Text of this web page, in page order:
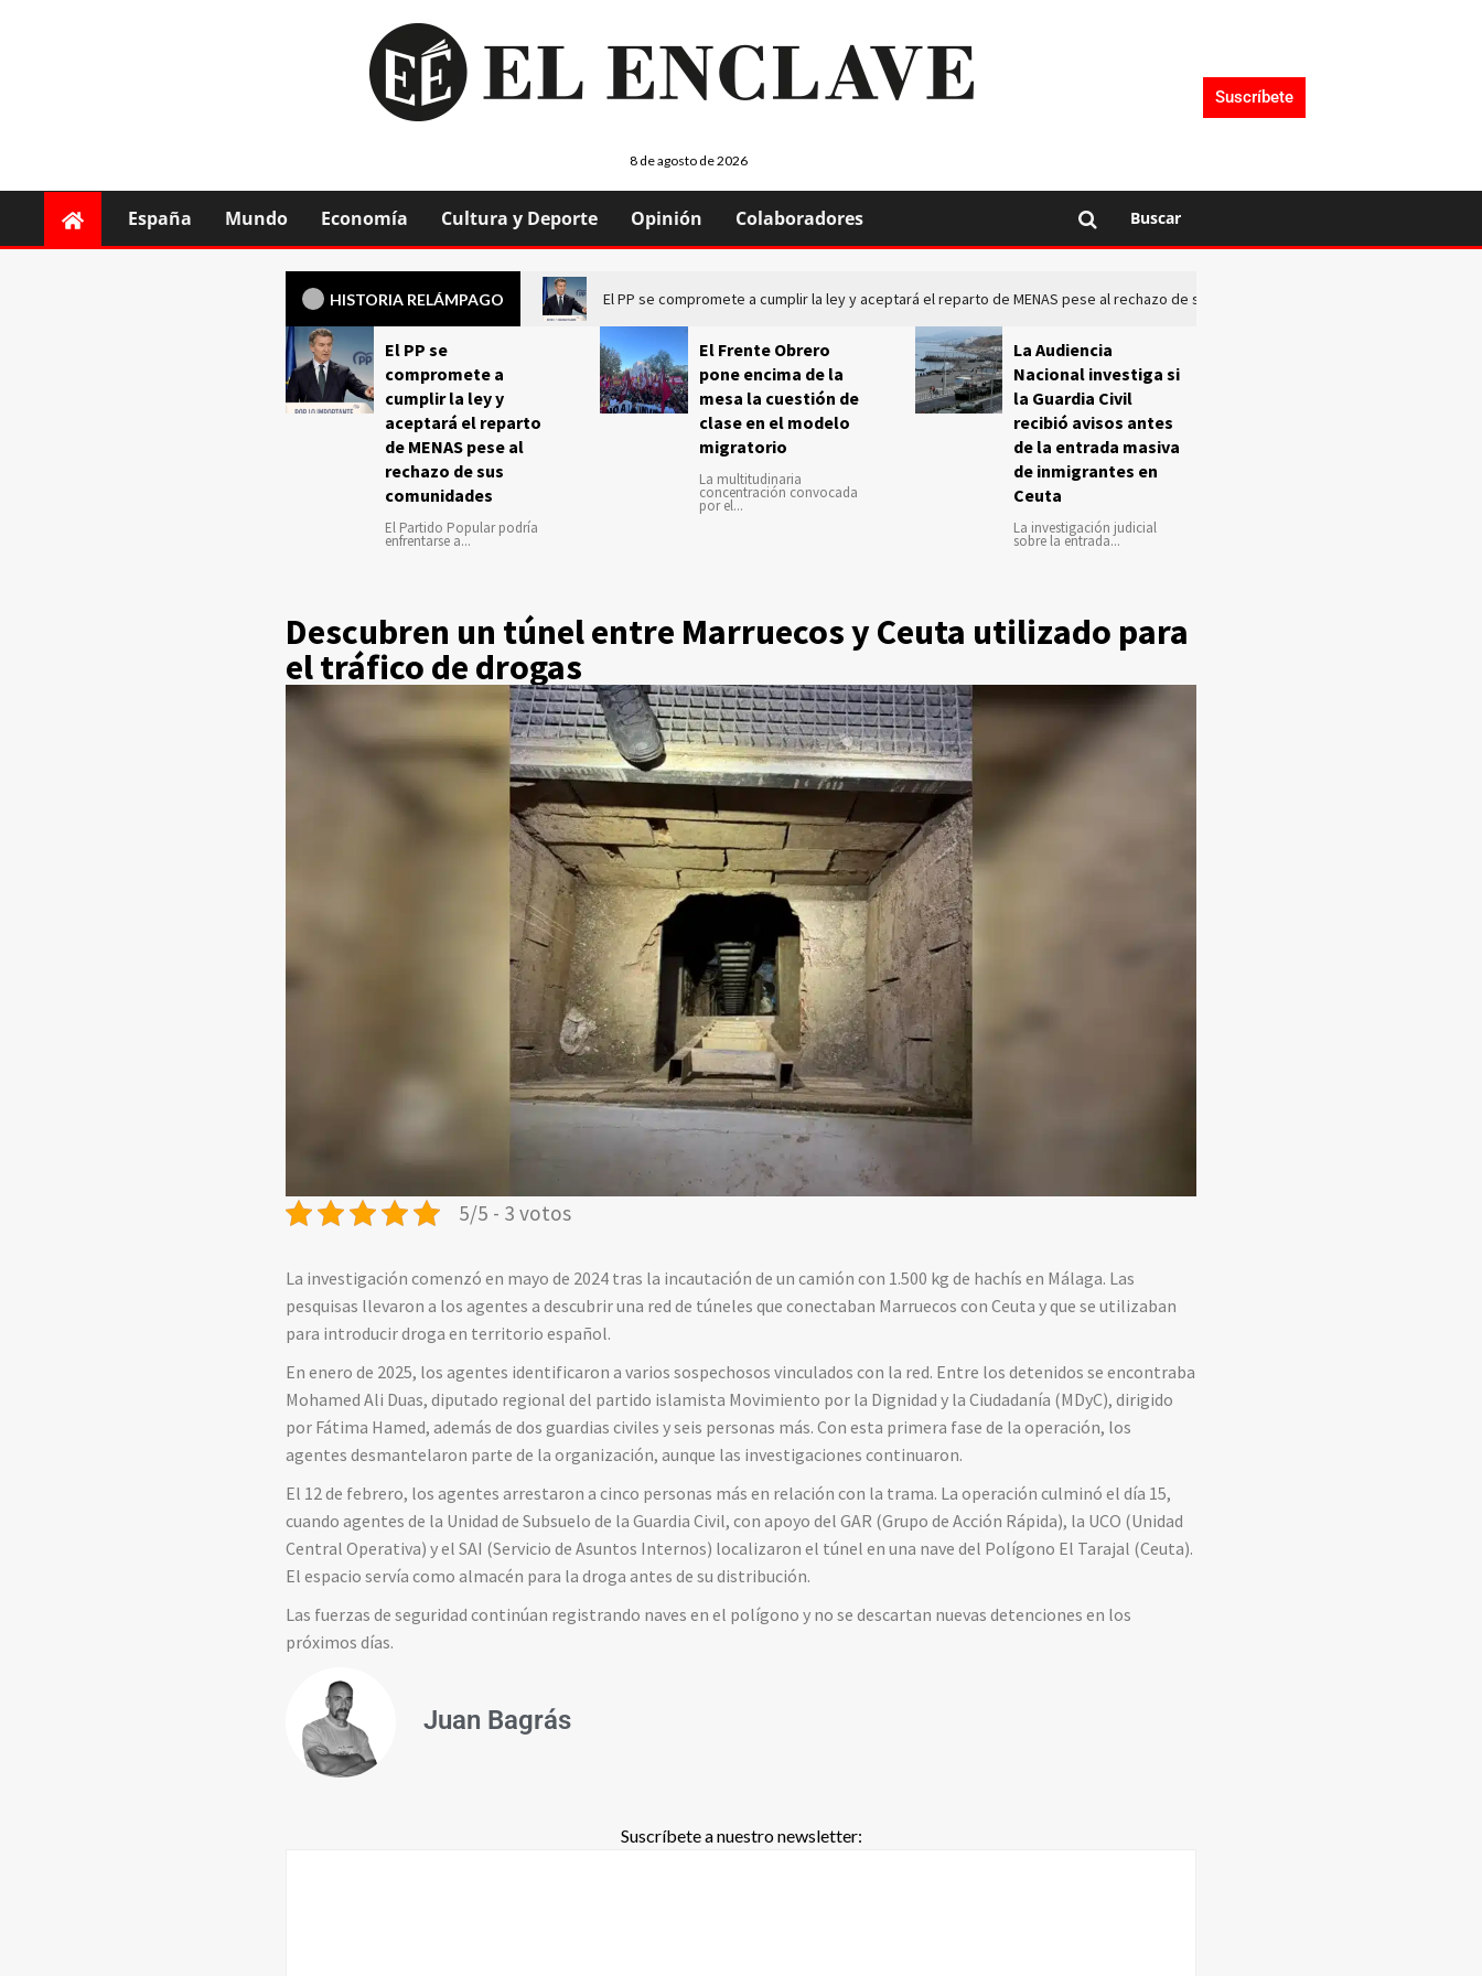
8 de agosto de 2026
Suscríbete
España Mundo Economía Cultura y Deporte Opinión Colaboradores Buscar
HISTORIA RELÁMPAGO El PP se compromete a cumplir la ley y aceptará el reparto de MENAS pese al rechazo de sus comunidades
El PP se
compromete a
cumplir la ley y
aceptará el reparto
de MENAS pese al
rechazo de sus
comunidades
El Partido Popular podría
enfrentarse a...
El Frente Obrero
pone encima de la
mesa la cuestión de
clase en el modelo
migratorio
La multitudinaria
concentración convocada
por el...
La Audiencia
Nacional investiga si
la Guardia Civil
recibió avisos antes
de la entrada masiva
de inmigrantes en
Ceuta
La investigación judicial
sobre la entrada...
Descubren un túnel entre Marruecos y Ceuta utilizado para
el tráfico de drogas
5/5 - 3 votos
La investigación comenzó en mayo de 2024 tras la incautación de un camión con 1.500 kg de hachís en Málaga. Las
pesquisas llevaron a los agentes a descubrir una red de túneles que conectaban Marruecos con Ceuta y que se utilizaban
para introducir droga en territorio español.
En enero de 2025, los agentes identificaron a varios sospechosos vinculados con la red. Entre los detenidos se encontraba
Mohamed Ali Duas, diputado regional del partido islamista Movimiento por la Dignidad y la Ciudadanía (MDyC), dirigido
por Fátima Hamed, además de dos guardias civiles y seis personas más. Con esta primera fase de la operación, los
agentes desmantelaron parte de la organización, aunque las investigaciones continuaron.
El 12 de febrero, los agentes arrestaron a cinco personas más en relación con la trama. La operación culminó el día 15,
cuando agentes de la Unidad de Subsuelo de la Guardia Civil, con apoyo del GAR (Grupo de Acción Rápida), la UCO (Unidad
Central Operativa) y el SAI (Servicio de Asuntos Internos) localizaron el túnel en una nave del Polígono El Tarajal (Ceuta).
El espacio servía como almacén para la droga antes de su distribución.
Las fuerzas de seguridad continúan registrando naves en el polígono y no se descartan nuevas detenciones en los
próximos días.
Juan Bagrás
Suscríbete a nuestro newsletter: